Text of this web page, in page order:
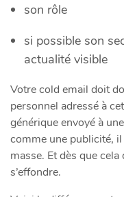
son rôle
si possible son
actualité visible
Votre cold email doit
personnel adressé à
générique envoyé à
comme une publicité, il
masse. Et dès que
s’effondre.